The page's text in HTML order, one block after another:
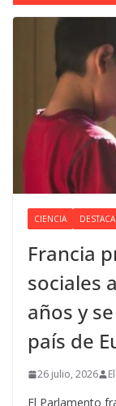
CIENCIA
Francia
sociales
años y
país de
26 julio, 2026
El Parlamento